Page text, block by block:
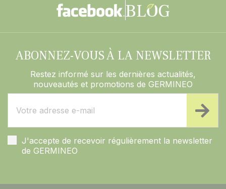
ABONNEZ-VOUS À LA NEWSLETTER
Restez informé sur les dernières actualités,
nouveautés et promotions de GERMINEO
J'accepte de recevoir régulièrement la newsletter
de GERMINEO